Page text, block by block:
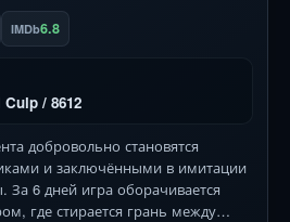
IMDb6.8
Culp / 8612
добровольно становятся
и заключёнными в имитации
6 дней игра оборачивается
где стирается грань между